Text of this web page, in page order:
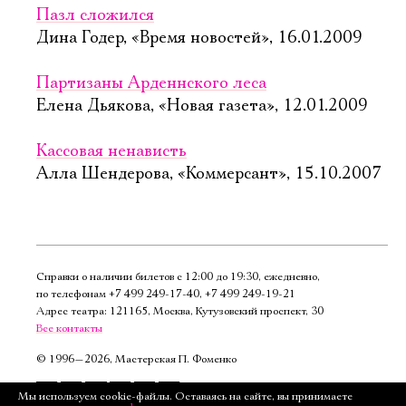
Пазл сложился
Дина Годер, «Время новостей», 16.01.2009
Партизаны Арденнского леса
Елена Дьякова, «Новая газета», 12.01.2009
Кассовая ненависть
Алла Шендерова, «Коммерсант», 15.10.2007
Справки о наличии билетов с 12:00 до 19:30, ежедневно,
по телефонам +7 499 249‑17‑40, +7 499 249‑19‑21
Адрес театра: 121165, Москва, Кутузовский проспект, 30
Все контакты
© 1996—2026, Мастерская П. Фоменко
Подписаться
Мы используем cookie-файлы. Оставаясь на сайте, вы принимаете